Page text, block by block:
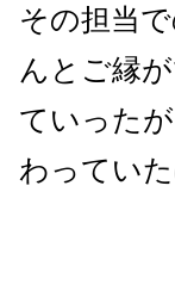
その担当
んとご縁
ていった
わっていた